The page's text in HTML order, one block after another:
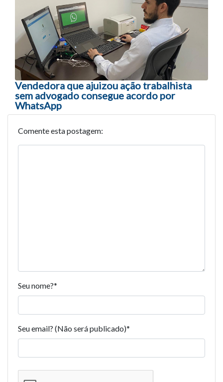
Vendedora que ajuizou ação trabalhista
sem advogado consegue acordo por
WhatsApp
Comente esta postagem:
Seu nome?*
Seu email? (Não será publicado)*